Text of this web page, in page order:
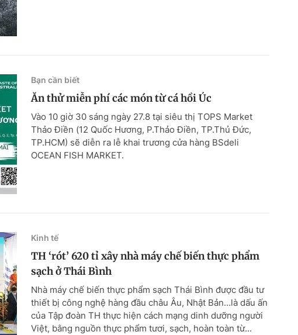
Bạn cần biết
Ăn thử miễn phí các món từ cá hồi Úc
Vào 10 giờ 30 sáng ngày 27.8 tại siêu thị TOPS Market
Thảo Điền (12 Quốc Hương, P.Thảo Điền, TP.Thủ Đức,
TP.HCM) sẽ diễn ra lễ khai trương cửa hàng BSdeli
OCEAN FISH MARKET.
Kinh tế
TH ‘rót’ 620 tỉ xây nhà máy chế biến thực phẩm
sạch ở Thái Bình
Nhà máy chế biến thực phẩm sạch Thái Bình được đầu tư
thiết bị công nghệ hàng đầu châu Âu, Nhật Bản…là dấu ấn
của Tập đoàn TH thực hiện cách mạng dinh dưỡng người
Việt, bằng nguồn thực phẩm tươi, sạch, hoàn toàn từ...